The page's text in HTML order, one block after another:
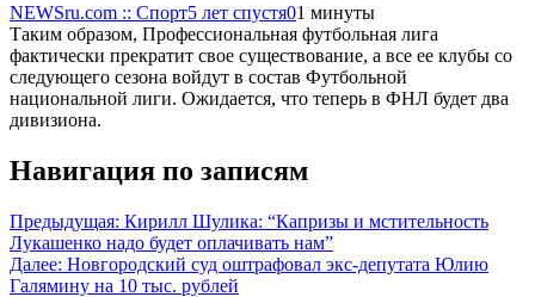
NEWSru.com :: Спорт5 лет спустя01 минуты
Таким образом, Профессиональная футбольная лига
фактически прекратит свое существование, а все ее клубы со
следующего сезона войдут в состав Футбольной
национальной лиги. Ожидается, что теперь в ФНЛ будет два
дивизиона.
Навигация по записям
Предыдущая: Кирилл Шулика: “Капризы и мстительность
Лукашенко надо будет оплачивать нам”
Далее: Новгородский суд оштрафовал экс-депутата Юлию
Галямину на 10 тыс. рублей